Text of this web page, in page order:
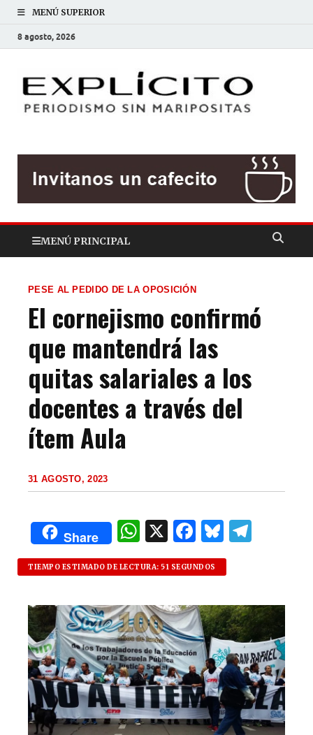
MENÚ SUPERIOR
8 agosto, 2026
MENÚ PRINCIPAL
PESE AL PEDIDO DE LA OPOSICIÓN
El cornejismo confirmó
que mantendrá las
quitas salariales a los
docentes a través del
ítem Aula
31 AGOSTO, 2023
Share
W
h
at
s
A
p
p
X F
a
c
e
b
o
o
k
B
lu
es
k
y
g
ra
m
TIEMPO ESTIMADO DE LECTURA: 51 SEGUNDOS